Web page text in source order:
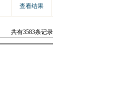
查看结果
共有3583条记录